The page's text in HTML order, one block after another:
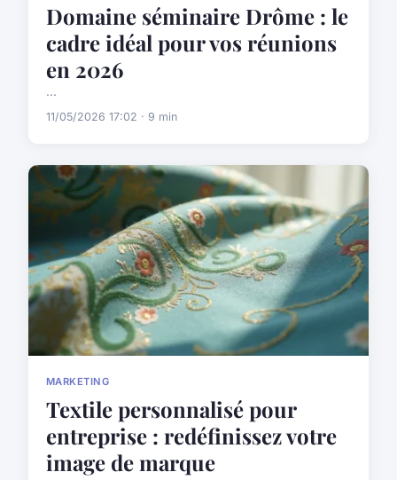
Domaine séminaire Drôme : le
cadre idéal pour vos réunions
en 2026
...
11/05/2026 17:02 · 9 min
MARKETING
Textile personnalisé pour
entreprise : redéfinissez votre
image de marque